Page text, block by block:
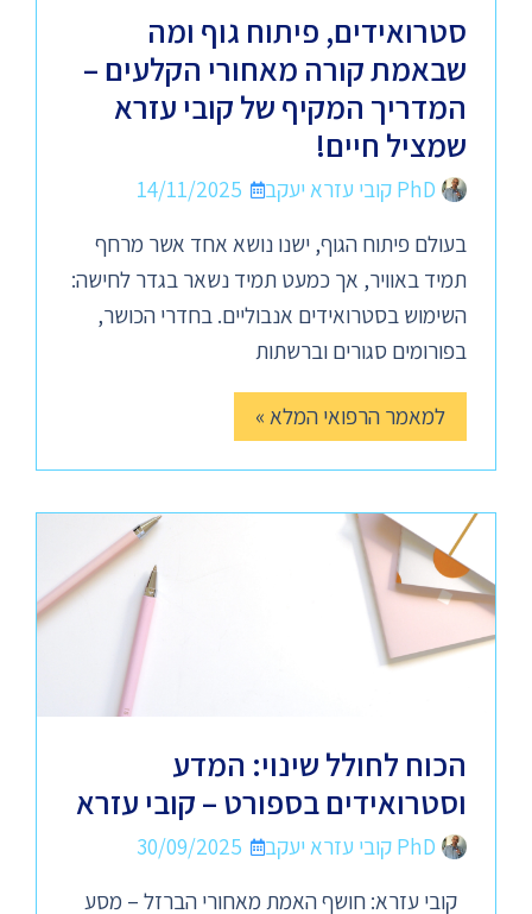
סטרואידים, פיתוח גוף ומה
שבאמת קורה מאחורי הקלעים –
המדריך המקיף של קובי עזרא
שמציל חיים!
PhD קובי עזרא יעקב
14/11/2025
בעולם פיתוח הגוף, ישנו נושא אחד אשר מרחף
תמיד באוויר, אך כמעט תמיד נשאר בגדר לחישה:
השימוש בסטרואידים אנבוליים. בחדרי הכושר,
בפורומים סגורים וברשתות
למאמר הרפואי המלא »
הכוח לחולל שינוי: המדע
וסטרואידים בספורט – קובי עזרא
PhD קובי עזרא יעקב
30/09/2025
קובי עזרא: חושף האמת מאחורי הברזל – מסע